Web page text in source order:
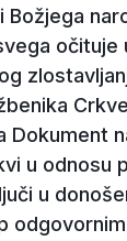
Božjega
očituje
Dokument
u odnosu
u